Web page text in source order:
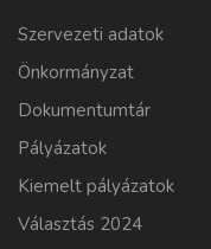
Szervezeti adatok
Önkormányzat
Dokumentumtár
Pályázatok
Kiemelt pályázatok
Választás 2024